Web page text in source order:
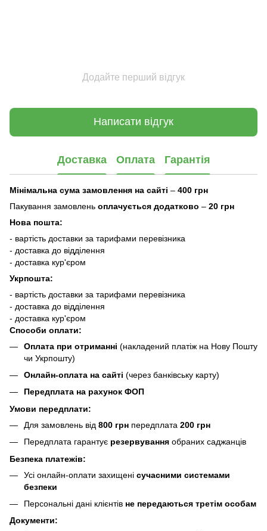
Додайте перший відгук
Написати відгук
Доставка Оплата Гарантія
Мінімальна сума замовлення на сайті – 400 грн
Пакування замовлень оплачується додатково – 20 грн
Нова пошта:
- вартість доставки за тарифами перевізника
- доставка до відділення
- доставка кур'єром
Укрпошта:
- вартість доставки за тарифами перевізника
- доставка до відділення
- доставка кур'єром
Способи оплати:
Оплата при отриманні (накладений платіж на Нову Пошту
чи Укрпошту)
Онлайн-оплата на сайті (через банківську карту)
Передплата на рахунок ФОП
Умови передплати:
Для замовлень від 800 грн передплата 200 грн
Передплата гарантує резервування обраних саджанців
Безпека платежів:
Усі онлайн-оплати захищені сучасними системами
безпеки
Персональні дані клієнтів не передаються третім особам
Документи: